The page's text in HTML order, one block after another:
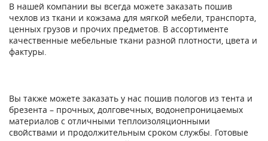
В нашей компании вы всегда можете заказать пошив
чехлов из ткани и кожзама для мягкой мебели, транспорта,
ценных грузов и прочих предметов. В ассортименте
качественные мебельные ткани разной плотности, цвета и
фактуры.
Вы также можете заказать у нас пошив пологов из тента и
брезента – прочных, долговечных, водонепроницаемых
материалов с отличными теплоизоляционными
свойствами и продолжительным сроком службы. Готовые